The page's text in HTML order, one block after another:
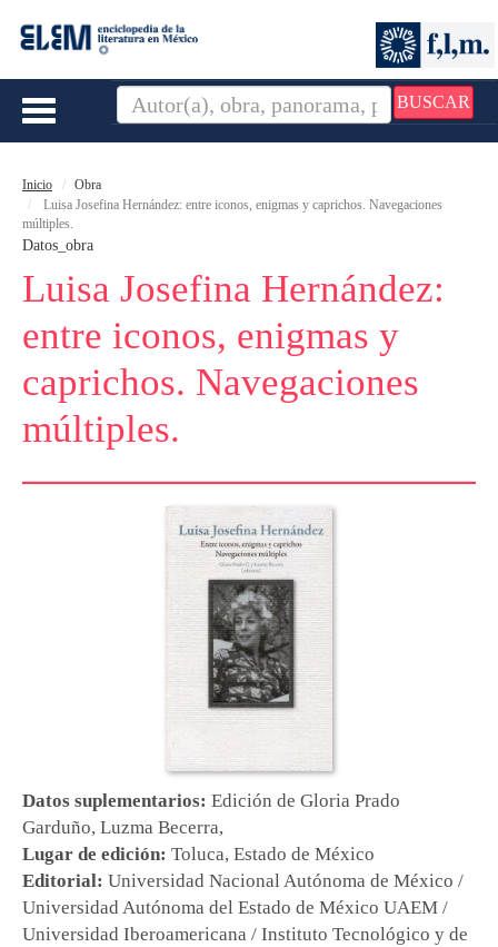
BUSCAR
Toggle
Inicio
Obra
Luisa Josefina Hernández: entre iconos, enigmas y caprichos. Navegaciones
múltiples.
Datos_obra
Luisa Josefina Hernández:
entre iconos, enigmas y
caprichos. Navegaciones
múltiples.
Datos suplementarios: Edición de Gloria Prado
Garduño, Luzma Becerra,
Lugar de edición: Toluca, Estado de México
Editorial: Universidad Nacional Autónoma de México /
Universidad Autónoma del Estado de México UAEM /
Universidad Iberoamericana / Instituto Tecnológico y de